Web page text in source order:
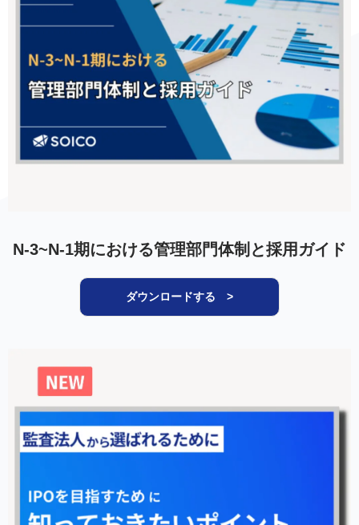
N-3~N-1期における管理部門体制と採用ガイド
ダウンロードする >